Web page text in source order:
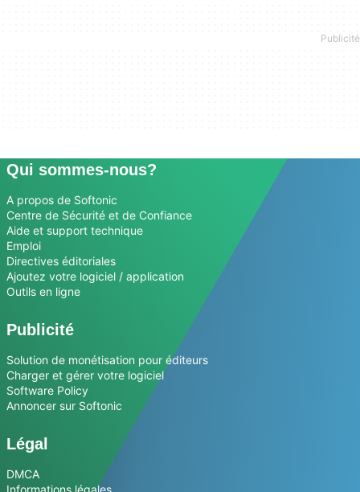
Qui sommes-nous?
A propos de Softonic
Centre de Sécurité et de Confiance
Aide et support technique
Emploi
Directives éditoriales
Ajoutez votre logiciel / application
Outils en ligne
Publicité
Solution de monétisation pour éditeurs
Charger et gérer votre logiciel
Software Policy
Annoncer sur Softonic
Légal
DMCA